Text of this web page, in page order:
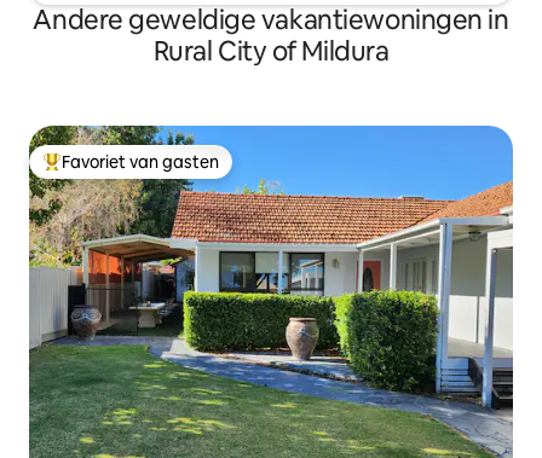
Andere geweldige vakantiewoningen in
Rural City of Mildura
Topfavoriet van gasten
Favoriet van gasten